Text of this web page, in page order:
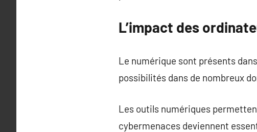
L’impact des
Le numérique sont présents
possibilités dans de nombreux
Les outils numériques
cybermenaces deviennent